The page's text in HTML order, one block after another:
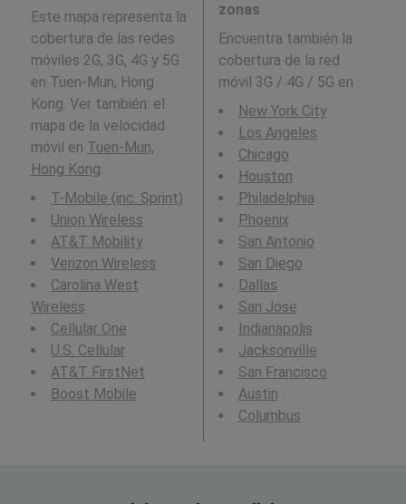
Este mapa representa la
cobertura de las redes
móviles 2G, 3G, 4G y 5G
en Tuen-Mun, Hong
Kong. Ver también: el
mapa de la velocidad
móvil en Tuen-Mun,
Hong Kong.
T-Mobile (inc. Sprint)
Union Wireless
AT&T Mobility
Verizon Wireless
Carolina West
Wireless
Cellular One
U.S. Cellular
AT&T FirstNet
Boost Mobile
zonas
Encuentra también la
cobertura de la red
móvil 3G / 4G / 5G en :
New York City
Los Angeles
Chicago
Houston
Philadelphia
Phoenix
San Antonio
San Diego
Dallas
San Jose
Indianapolis
Jacksonville
San Francisco
Austin
Columbus